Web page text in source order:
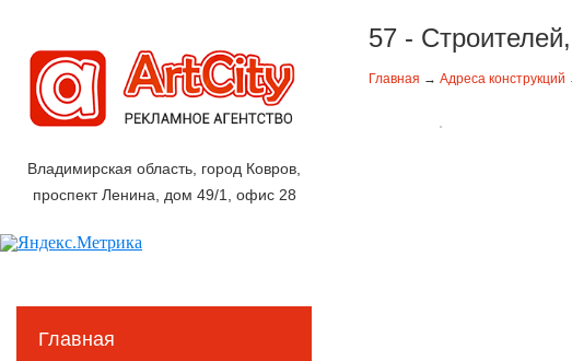
Владимирская область, город Ковров,
проспект Ленина, дом 49/1, офис 28
Главная
57 -
Главная →Адреса конструкций